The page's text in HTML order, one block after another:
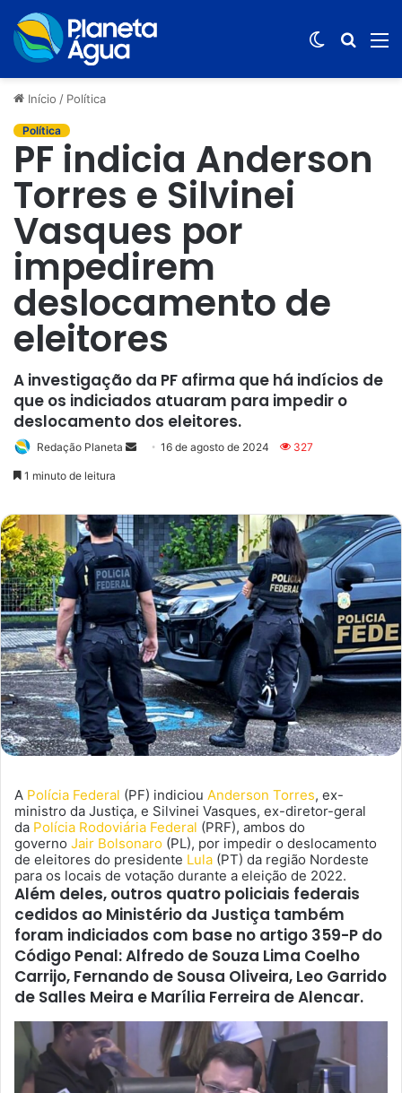
Switch
Início / Política
Política
PF indicia Anderson
Torres e Silvinei
Vasques por
impedirem
deslocamento de
eleitores
A investigação da PF afirma que há indícios de
que os indiciados atuaram para impedir o
deslocamento dos eleitores.
Redação Planeta
Mande
mail
16 de agosto de 2024 327
1 minuto de leitura
A Polícia Federal (PF) indiciou Anderson Torres, ex-
ministro da Justiça, e Silvinei Vasques, ex-diretor-geral
da Polícia Rodoviária Federal (PRF), ambos do
governo Jair Bolsonaro (PL), por impedir o deslocamento
de eleitores do presidente Lula (PT) da região Nordeste
para os locais de votação durante a eleição de 2022.
Além deles, outros quatro policiais federais
cedidos ao Ministério da Justiça também
foram indiciados com base no artigo 359-P do
Código Penal: Alfredo de Souza Lima Coelho
Carrijo, Fernando de Sousa Oliveira, Leo Garrido
de Salles Meira e Marília Ferreira de Alencar.